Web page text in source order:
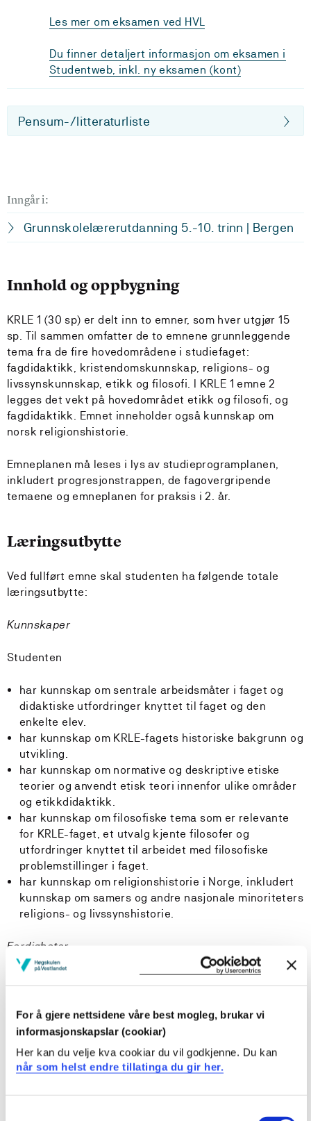
For å gjere nettsidene våre best mogleg, brukar vi
informasjonskapslar (cookiar)
Her kan du velje kva cookiar du vil godkjenne. Du kan
når som helst endre tillatinga du gir her.
Les mer om eksamen ved HVL
Du finner detaljert informasjon om eksamen i
Studentweb, inkl. ny eksamen (kont)
Pensum-/litteraturliste
Inngår i:
Grunnskolelærerutdanning 5.-10. trinn | Bergen
Innhold og oppbygning
KRLE 1 (30 sp) er delt inn to emner, som hver utgjør 15
sp. Til sammen omfatter de to emnene grunnleggende
tema fra de fire hovedområdene i studiefaget:
fagdidaktikk, kristendomskunnskap, religions- og
livssynskunnskap, etikk og filosofi. I KRLE 1 emne 2
legges det vekt på hovedområdet etikk og filosofi, og
fagdidaktikk. Emnet inneholder også kunnskap om
norsk religionshistorie.
Emneplanen må leses i lys av studieprogramplanen,
inkludert progresjonstrappen, de fagovergripende
temaene og emneplanen for praksis i 2. år.
Læringsutbytte
Ved fullført emne skal studenten ha følgende totale
læringsutbytte:
Kunnskaper
Studenten
har kunnskap om sentrale arbeidsmåter i faget og
didaktiske utfordringer knyttet til faget og den
enkelte elev.
har kunnskap om KRLE-fagets historiske bakgrunn og
utvikling.
har kunnskap om normative og deskriptive etiske
teorier og anvendt etisk teori innenfor ulike områder
og etikkdidaktikk.
har kunnskap om filosofiske tema som er relevante
for KRLE-faget, et utvalg kjente filosofer og
utfordringer knyttet til arbeidet med filosofiske
problemstillinger i faget.
har kunnskap om religionshistorie i Norge, inkludert
kunnskap om samers og andre nasjonale minoriteters
religions- og livssynshistorie.
Ferdigheter
kan planlegge, gjennomføre og kritisk vurdere
undervisning for den enkelte elev med utgangspunkt i
grunnleggende ferdigheter og innhold og sentrale mål
i faget.